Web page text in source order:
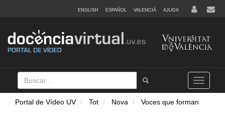
ENGLISH ESPAÑOL VALENCIÀ AJUDA
Buscar
Tramet
Toggle
navigation
Portal de Vídeo UV Tot Nova Voces que forman